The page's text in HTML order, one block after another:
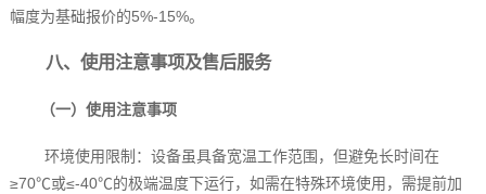
幅度为基础报价的5%-15%。
八、使用注意事项及售后服务
（一）使用注意事项
环境使用限制：设备虽具备宽温工作范围，但避免长时间在
≥70℃或≤-40℃的极端温度下运行，如需在特殊环境使用，需提前加